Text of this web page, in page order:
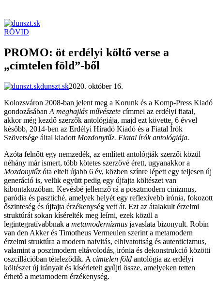
RÖVID
PROMO: öt erdélyi költő verse a
„címtelen föld”-ből
dunszt.sk2020. október 16.
Kolozsváron 2008-ban jelent meg a Korunk és a Komp-Press Kiadó
gondozásában A meghajlás művészete címmel az erdélyi fiatal,
akkor még kezdő szerzők antológiája, majd ezt követte, 6 évvel
később, 2014-ben az Erdélyi Híradó Kiadó és a Fiatal Írók
Szövetsége által kiadott Mozdonytűz. Fiatal írók antológiája.
Azóta felnőtt egy nemzedék, az említett antológiák szerzői közül
néhány már ismert, több kötetes szerzővé érett, ugyanakkor a
Mozdonytűz óta eltelt újabb 6 év, közben színre lépett egy teljesen új
generáció is, velük együtt pedig egy újfajta költészet van
kibontakozóban. Kevésbé jellemző rá a posztmodern cinizmus,
paródia és pasztiché, amelyek helyét egy reflexívebb irónia, fokozott
őszinteség és újfajta érzékenység vett át. Ezt az átalakult érzelmi
struktúrát sokan kísérelték meg leírni, ezek közül a
legintegratívabbnak a metamodernizmus javaslata bizonyult. Robin
van den Akker és Timotheus Vermeulen szerint a metamodern
érzelmi struktúra a modern naivitás, elhivatottság és autenticizmus,
valamint a posztmodern eltávolodás, irónia és dekonstrukció közötti
oszcillációban tételeződik. A címtelen föld antológia az erdélyi
költészet új irányait és kísérleteit gyűjti össze, amelyeken tetten
érhető a metamodern érzékenység.